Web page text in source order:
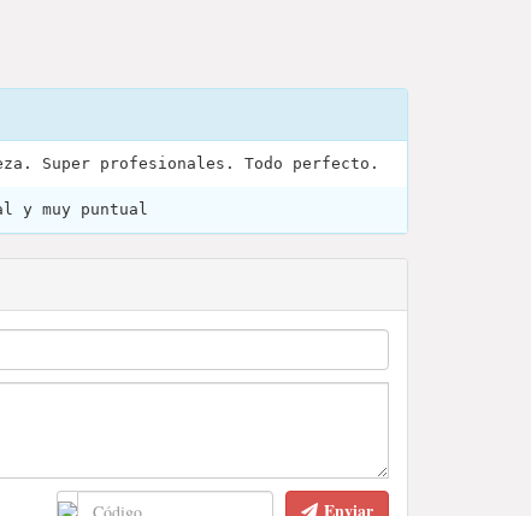
Super profesionales. Todo perfecto.
y muy puntual
Enviar